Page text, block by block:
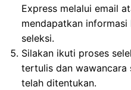
Express melalui email
mendapatkan
seleksi.
Silakan ikuti proses
tertulis dan wawancara
telah ditentukan.